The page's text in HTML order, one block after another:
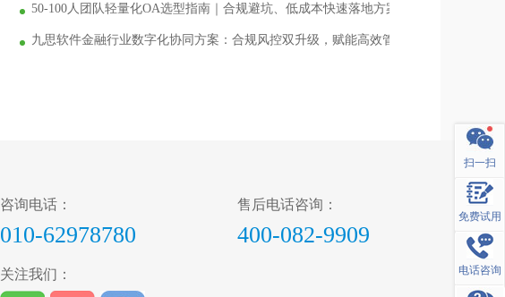
50-100人团队轻量化OA选型指南｜合规避坑、低成本快速落地方案
九思软件金融行业数字化协同方案：合规风控双升级，赋能高效管理
咨询电话：
010-62978780
售后电话咨询：
400-082-9909
关注我们：
扫一扫
免费试用
电话咨询